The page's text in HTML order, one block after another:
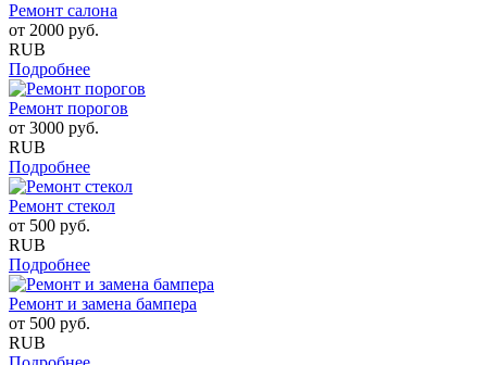
Ремонт салона
от 2000 руб.
RUB
Подробнее
Ремонт порогов
от 3000 руб.
RUB
Подробнее
Ремонт стекол
от 500 руб.
RUB
Подробнее
Ремонт и замена бампера
от 500 руб.
RUB